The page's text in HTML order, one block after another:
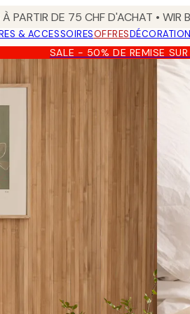
PARTIR DE 75 CHF D'ACHAT •
& ACCESSOIRESOFFRES
SALE - 50% DE REMISE SUR